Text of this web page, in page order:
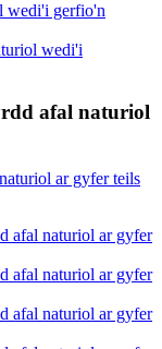
wedi'i
afal naturiol